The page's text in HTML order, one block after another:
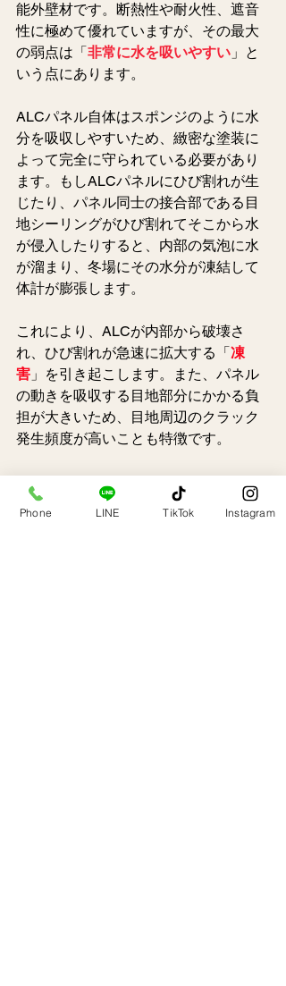
能外壁材です。断熱性や耐火性、遮音
性に極めて優れていますが、その最大
の弱点は「非常に水を吸いやすい 」と
いう点にあります。
ALCパネル自体はスポンジのように水
分を吸収しやすいため、緻密な塗装に
よって完全に守られている必要があり
ます。もしALCパネルにひび割れが生
じたり、パネル同士の接合部である目
地シーリングがひび割れてそこから水
が侵入したりすると、内部の気泡に水
が溜まり、冬場にその水分が凍結して
体計が膨張します。
これにより、ALCが内部から破壊さ
れ、ひび割れが急速に拡大する「凍
害 」を引き起こします。また、パネル
の動きを吸収する目地部分にかかる負
担が大きいため、目地周辺のクラック
発生頻度が高いことも特徴です。
2-4. タイル外壁：下地モ
Phone LINE TikTok Instagram